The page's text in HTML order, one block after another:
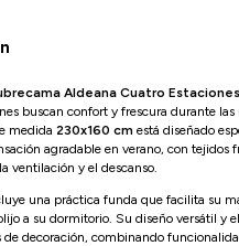
Aldeana Cuatro Estaciones
buscan confort y frescura durante las
medida 230x160 cm está diseñado
agradable en verano, con tejidos
ventilación y el descanso.
una práctica funda que facilita su
a su dormitorio. Su diseño versátil y
de decoración, combinando